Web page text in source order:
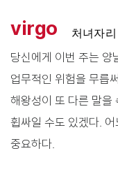
virgo
처녀자
당신에게 이번 주는 양
업무적인 위험을 무릅
해왕성이 또 다른 말을
휩싸일 수도 있겠다.
중요하다.